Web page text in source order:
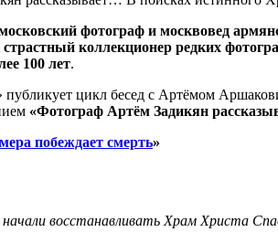
фотограф и москвовед
страстный коллекционер редких
100 лет.
публикует цикл бесед с Артёмом
«Фотограф Артём Задикян
побеждает смерть»
восстанавливать Храм Христа